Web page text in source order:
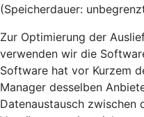
(Speicherdauer:
Zur Optimierung der
verwenden wir die
Software hat vor Kurzem
Manager desselben
Datenaustausch zwischen